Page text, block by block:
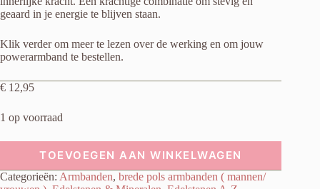
geaard in je energie te blijven staan.
Klik verder om meer te lezen over de werking en om jouw
powerarmband te bestellen.
€ 12,95
1 op voorraad
TOEVOEGEN AAN WINKELWAGEN
Categorieën: Armbanden, brede pols armbanden ( mannen/